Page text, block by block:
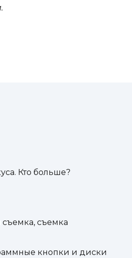
Кто больше?
съемка, съемка
кнопки и диски